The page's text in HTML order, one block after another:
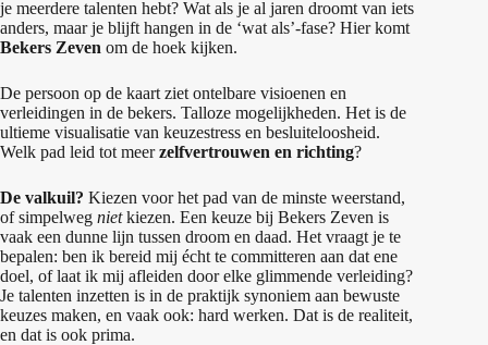
je meerdere talenten hebt? Wat als je al jaren droomt van iets
anders, maar je blijft hangen in de ‘wat als’-fase? Hier komt
Bekers Zeven om de hoek kijken.
De persoon op de kaart ziet ontelbare visioenen en
verleidingen in de bekers. Talloze mogelijkheden. Het is de
ultieme visualisatie van keuzestress en besluiteloosheid.
Welk pad leid tot meerzelfvertrouwen en richting?
De valkuil? Kiezen voor het pad van de minste weerstand,
of simpelweg nietkiezen. Een keuze bij Bekers Zeven is
vaak een dunne lijn tussen droom en daad. Het vraagt je te
bepalen: ben ik bereid mij écht te committeren aan dat ene
doel, of laat ik mij afleiden door elke glimmende verleiding?
Je talenten inzetten is in de praktijk synoniem aan bewuste
keuzes maken, en vaak ook: hard werken. Dat is de realiteit,
en dat is ook prima.